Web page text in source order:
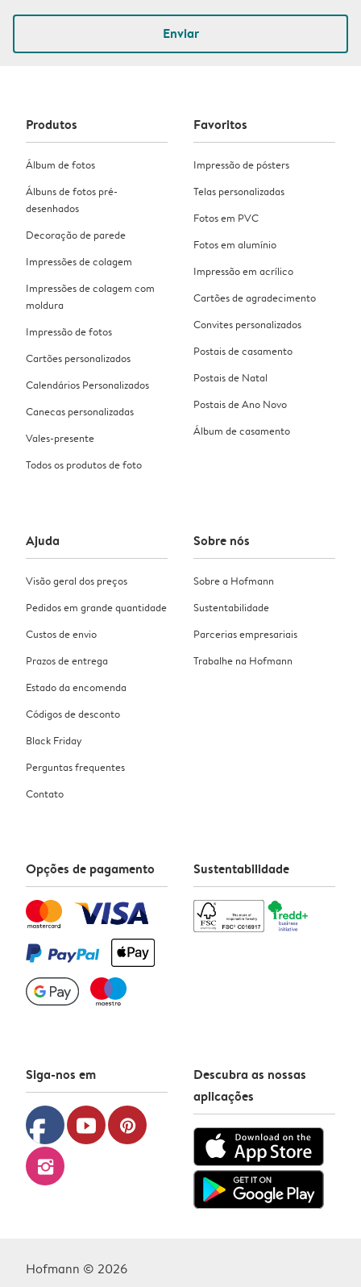
Enviar
Produtos
Álbum de fotos
Álbuns de fotos pré-
desenhados
Decoração de parede
Impressões de colagem
Impressões de colagem com
moldura
Impressão de fotos
Cartões personalizados
Calendários Personalizados
Canecas personalizadas
Vales-presente
Todos os produtos de foto
Favoritos
Impressão de pósters
Telas personalizadas
Fotos em PVC
Fotos em alumínio
Impressão em acrílico
Cartões de agradecimento
Convites personalizados
Postais de casamento
Postais de Natal
Postais de Ano Novo
Álbum de casamento
Ajuda
Visão geral dos preços
Pedidos em grande quantidade
Custos de envio
Prazos de entrega
Estado da encomenda
Códigos de desconto
Black Friday
Perguntas frequentes
Contato
Sobre nós
Sobre a Hofmann
Sustentabilidade
Parcerias empresariais
Trabalhe na Hofmann
Opções de pagamento Sustentabilidade
Siga-nos em
facebook youtube pinterest
instagram
Descubra as nossas
aplicações
Hofmann © 2026